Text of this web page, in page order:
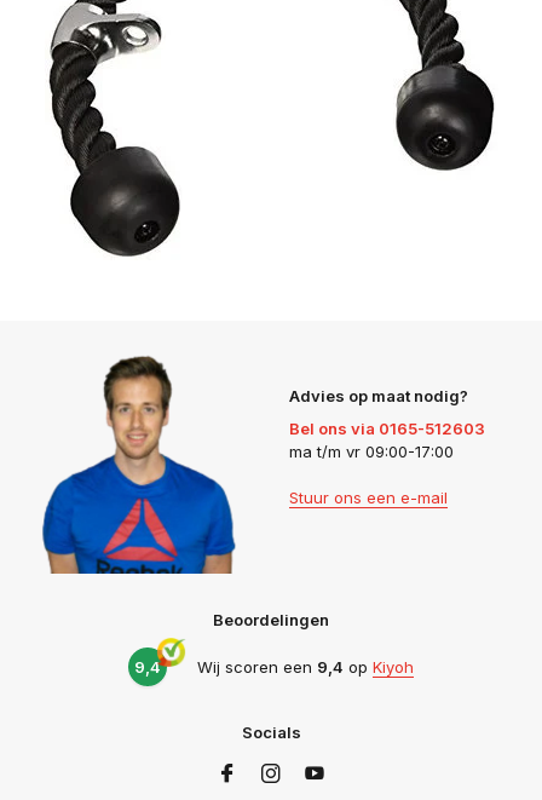
Advies op maat nodig?
Bel ons via 0165-512603
ma t/m vr 09:00-17:00
Stuur ons een e-mail
Beoordelingen
9,4 Wij scoren een 9,4 op Kiyoh
Socials